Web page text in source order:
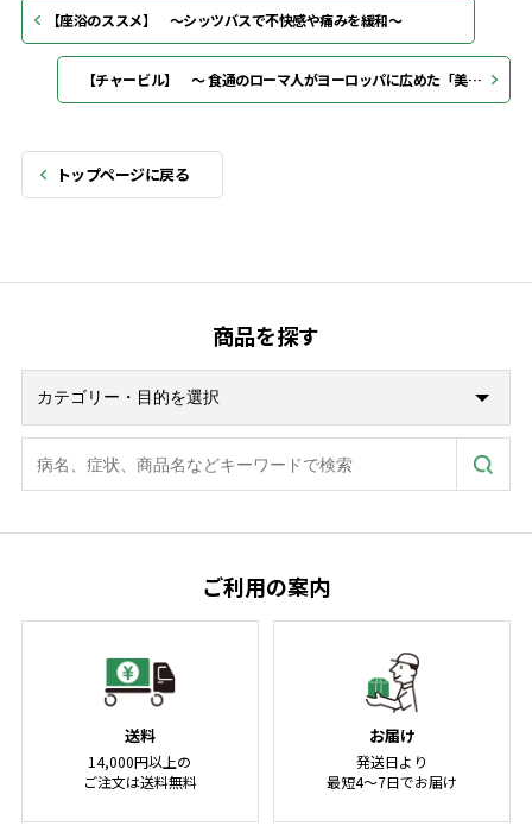
【座浴のススメ】 ～シッツバスで不快感や痛みを緩和～
【チャービル】 ～ 食通のローマ人がヨーロッパに広めた「美食家のパセリ」 ～
トップページに戻る
商品を探す
ご利用の案内
送料
14,000円以上の
ご注文は送料無料
お届け
発送日より
最短4～7日でお届け